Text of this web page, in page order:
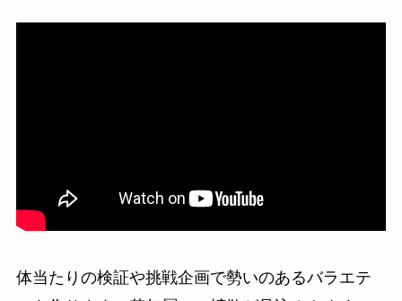
体当たりの検証や挑戦企画で勢いのあるバラエテ